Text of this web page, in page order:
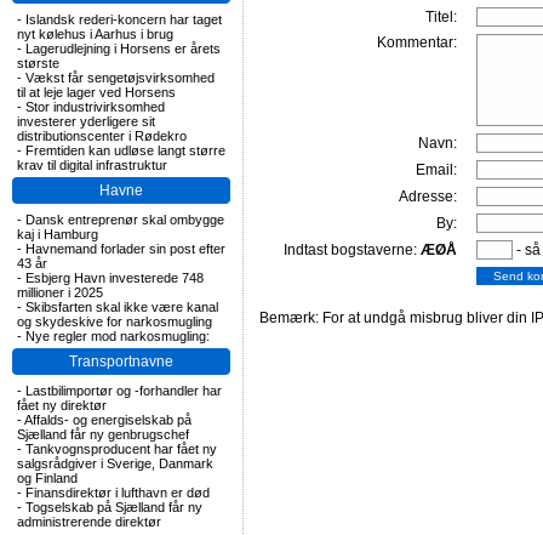
- Islandsk rederi-koncern har taget
nyt kølehus i Aarhus i brug
- Lagerudlejning i Horsens er årets
største
- Vækst får sengetøjsvirksomhed
til at leje lager ved Horsens
- Stor industrivirksomhed
investerer yderligere sit
distributionscenter i Rødekro
- Fremtiden kan udløse langt større
krav til digital infrastruktur
Havne
- Dansk entreprenør skal ombygge
kaj i Hamburg
- Havnemand forlader sin post efter
43 år
- Esbjerg Havn investerede 748
millioner i 2025
- Skibsfarten skal ikke være kanal
og skydeskive for narkosmugling
- Nye regler mod narkosmugling:
Transportnavne
- Lastbilimportør og -forhandler har
fået ny direktør
-Affalds- og energiselskab på
Sjælland får ny genbrugschef
- Tankvognsproducent har fået ny
salgsrådgiver i Sverige, Danmark
og Finland
- Finansdirektør i lufthavn er død
- Togselskab på Sjælland får ny
administrerende direktør
Titel:
Kommentar:
Navn:
Email:
Adresse:
By:
Indtast bogstaverne: ÆØÅ -
Bemærk: For at undgå misbrug bliver din